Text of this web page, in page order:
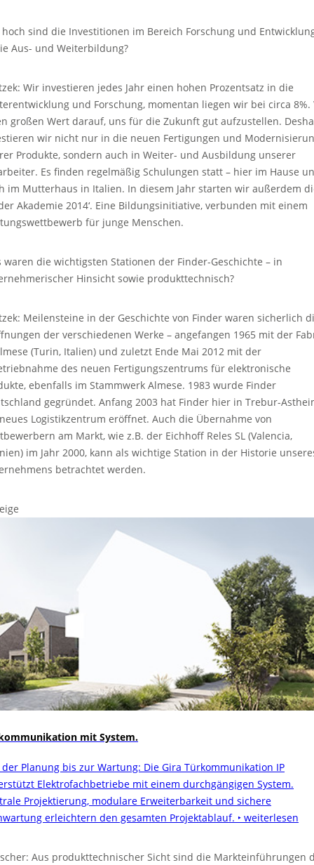
hoch sind die Investitionen im Bereich Forschung und
Aus- und Weiterbildung?
Wir investieren jedes Jahr einen hohen Prozentsatz in die
und Forschung, momentan liegen wir bei circa 8%.
großen Wert darauf, uns für die Zukunft gut aufzustellen.
wir nicht nur in die neuen Fertigungen und
Produkte, sondern auch in Weiter- und Ausbildung unserer
Es finden regelmäßig Schulungen statt – hier im Hause
im Mutterhaus in Italien. In diesem Jahr starten wir außerdem
Akademie 2014‘. Eine Bildungsinitiative, verbunden mit einem
für junge Menschen.
waren die wichtigsten Stationen der Finder-Geschichte – in
Hinsicht sowie produkttechnisch?
Meilensteine in der Geschichte von Finder waren sicherlich
der verschiedenen Werke – angefangen 1965 mit der
(Turin, Italien) und zuletzt Ende Mai 2012 mit der
des neuen Fertigungszentrums für elektronische
ebenfalls im Stammwerk Almese. 1983 wurde Finder
gegründet. Anfang 2003 hat Finder hier in Trebur-
Logistikzentrum eröffnet. Auch die Übernahme von
am Markt, wie z.B. der Eichhoff Reles SL (Valencia,
im Jahr 2000, kann als wichtige Station in der Historie
betrachtet werden.
mit System.
der Planung bis zur Wartung: Die Gira Türkommunikation IP
Elektrofachbetriebe mit einem durchgängigen System.
Projektierung, modulare Erweiterbarkeit und sichere
erleichtern den gesamten Projektablauf. ‣ weiterlesen
Aus produkttechnischer Sicht sind die Markteinführungen